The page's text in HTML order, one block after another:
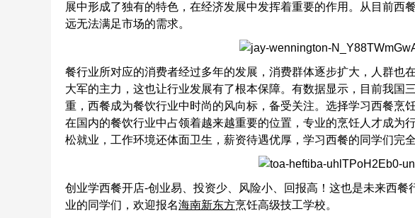
展中形成了独有的特色，在经济发展中发挥着重要的作用。从目前西
远无法满足市场的需求。
餐行业所对应的消费者经过多年的发展，消费群体逐步扩大，人群也
大军的主力，这也让行业发展有了根本保障。有数据显示，目前我国
重，西餐成为餐饮行业中时尚的风向标，备受关注。选择学习西餐烹
在国内的餐饮行业中占领着越来越重要的位置，专业的烹饪人才成为
松就业，工作环境还体面卫生，薪资待遇优厚，学习西餐的同学们完
创业学西餐开店-创业易、投资少、风险小、回报高！这也是未来西
业的同学们，欢迎报名海南新东方烹饪高级技工学校。